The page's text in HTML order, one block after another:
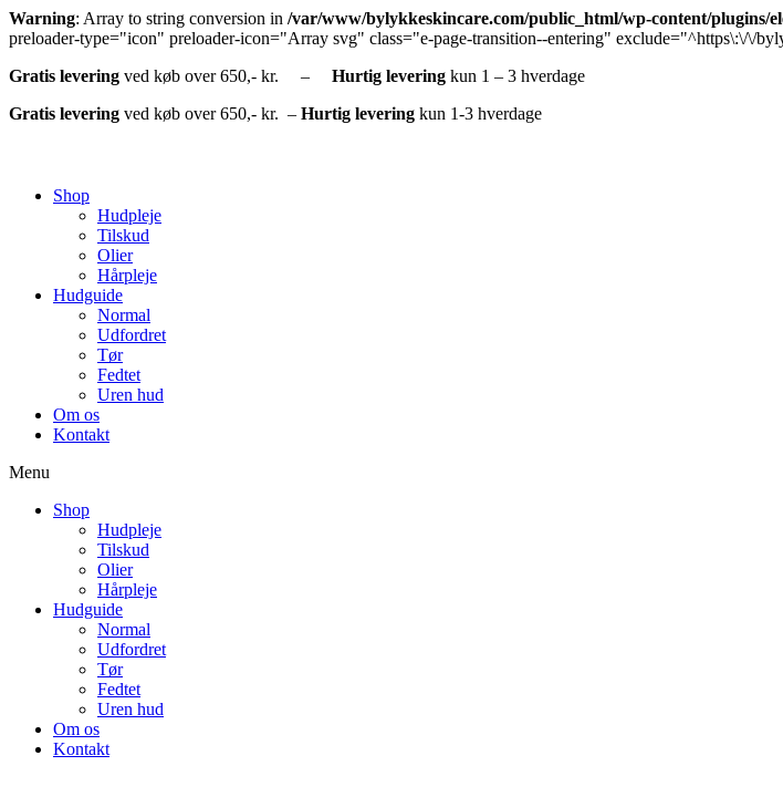
Warning: Array to string conversion in /var/www/bylykkeskincare.com/public_html/wp-content/plugins/
preloader-type="icon" preloader-icon="Array svg" class="e-page-transition--entering" exclude="^https\:\/\/
Gratis levering ved køb over 650,- kr. – Hurtig levering kun 1 – 3 hverdage
Gratis levering ved køb over 650,- kr. – Hurtig levering kun 1-3 hverdage
Shop
Hudpleje
Tilskud
Olier
Hårpleje
Hudguide
Normal
Udfordret
Tør
Fedtet
Uren hud
Om os
Kontakt
Menu
Shop
Hudpleje
Tilskud
Olier
Hårpleje
Hudguide
Normal
Udfordret
Tør
Fedtet
Uren hud
Om os
Kontakt